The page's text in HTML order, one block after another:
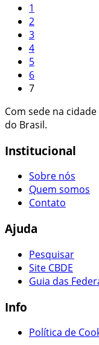
1
2
3
4
5
6
7
Com sede na
do Brasil.
Institucional
Sobre nós
Quem somos
Contato
Ajuda
Pesquisar
Site CBDE
Guia das
Info
Política de